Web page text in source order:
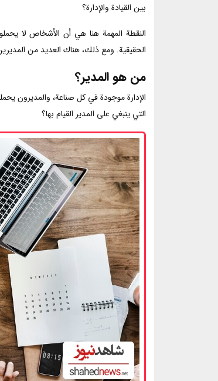
بين القيادة والإدارة؟
النقطة المهمة هنا هي أن الأشخاص لا
الحقيقية. ومع ذلك، هناك العديد من
من هو المدير؟
الإدارة موجودة في كل صناعة، والمديرون
التي ينبغي على المدير القيام بها؟